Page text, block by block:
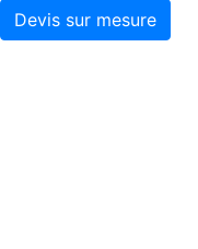
Devis sur mesure